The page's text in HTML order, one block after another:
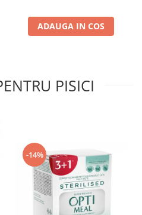
ADAUGA IN COS
PISICI
-14%